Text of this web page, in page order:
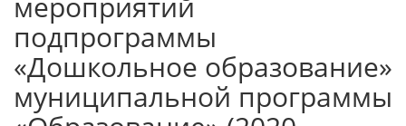
подпрограммы
«Дошкольное образование»
муниципальной программы